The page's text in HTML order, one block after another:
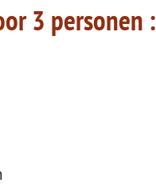
3 personen :